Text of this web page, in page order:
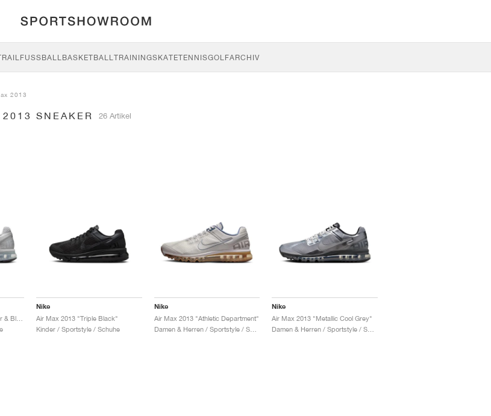
FUSSBALL BASKETBALLTRAININGSKATETENNISGOLFARCHIV
2013
SNEAKER 26 Artikel
Nike
Air Max 2013 "Triple Black"
Kinder / Sportstyle / Schuhe
Nike
Air Max 2013 "Athletic Department"
Damen & Herren / Sportstyle / Schuhe
Nike
Air Max 2013 "Metallic Cool Grey"